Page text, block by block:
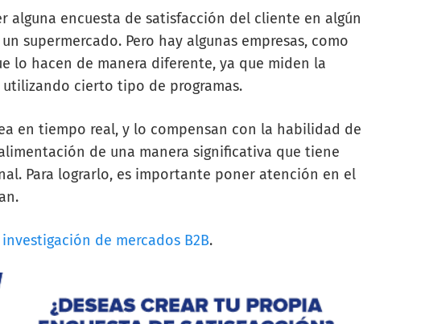
alguna encuesta de satisfacción del cliente en algún
supermercado. Pero hay algunas empresas, como
lo hacen de manera diferente, ya que miden la
cierto tipo de programas.
en tiempo real, y lo compensan con la habilidad de
de una manera significativa que tiene
Para lograrlo, es importante poner atención en el
de mercados B2B.